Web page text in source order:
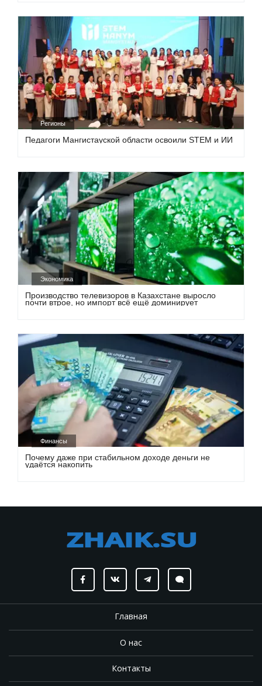
Регионы
Педагоги Мангистауской области освоили STEM и ИИ
Экономика
Производство телевизоров в Казахстане выросло
почти втрое, но импорт всё ещё доминирует
Финансы
Почему даже при стабильном доходе деньги не
удаётся накопить
Главная
О нас
Контакты